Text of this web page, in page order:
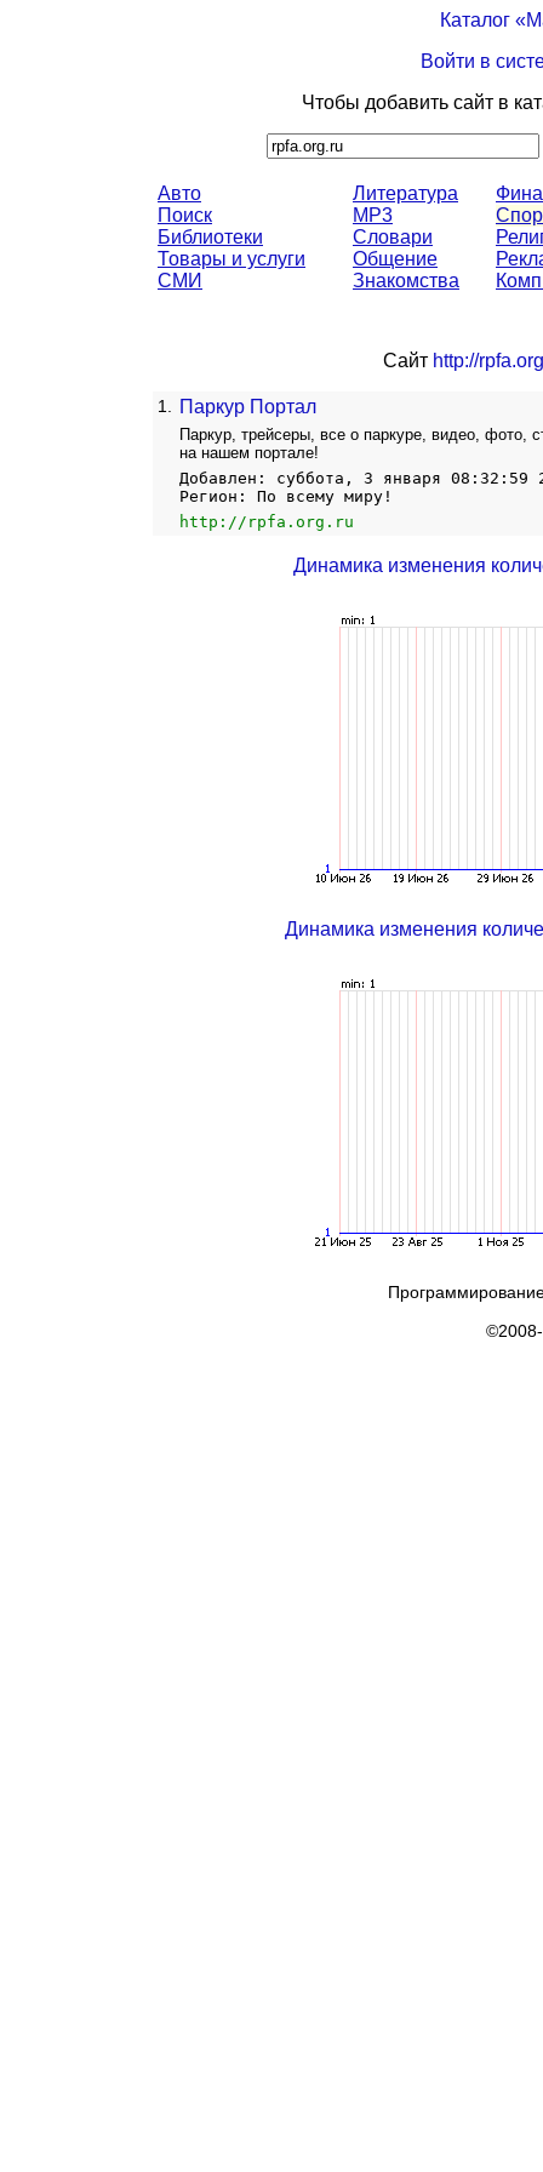
Каталог
Войти в
Чтобы добавить сайт в
Авто
Поиск
Библиотеки
Товары и услуги
СМИ
Литература
MP3
Словари
Общение
Знакомства
Сайт http://
1. Паркур Портал
Паркур, трейсеры, все о паркуре, видео, фото,
на нашем портале!
Добавлен: суббота, 3 января 08:32:59
Регион: По всему миру!
http://rpfa.org.ru
Динамика изменения
Динамика изменения